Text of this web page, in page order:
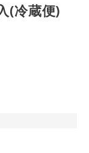
(冷蔵便)